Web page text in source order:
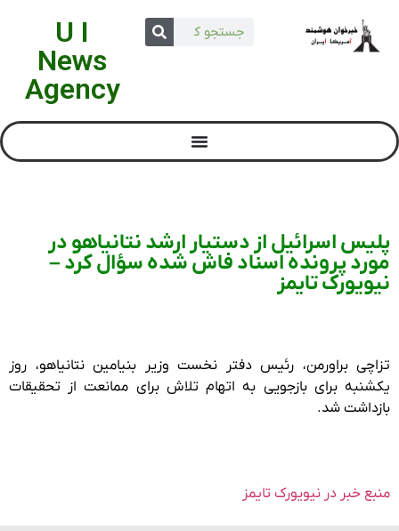
U I
News
Agency
پلیس اسرائیل از دستیار ارشد نتانیاهو در
مورد پرونده اسناد فاش شده سؤال کرد –
نیویورک تایمز
تزاچی براورمن، رئیس دفتر نخست وزیر بنیامین نتانیاهو، روز
یکشنبه برای بازجویی به اتهام تلاش برای ممانعت از تحقیقات
بازداشت شد.
منبع خبر در نیویورک تایمز